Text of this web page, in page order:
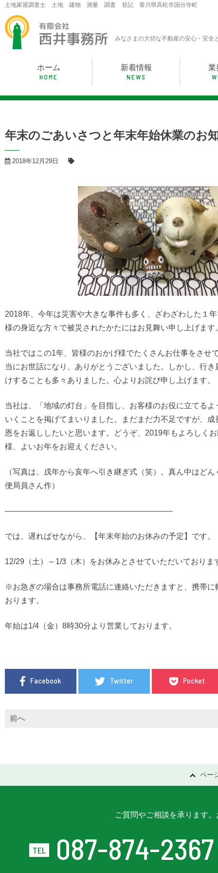
Skip
content
土地家屋調査士 土地 建物 測量 調査 登記 香川県高松市国分寺町
みなさまの大切な不動産の安心・安全
ホーム
HOME
新着情報
NEWS
業
年末のごあいさつと年末年始休業のお
2018年12月29日
2018年、今年は災害や大きな事件も多く、ざわざわした１
様の身近な方々で被災されたかたにはお見舞い申し上げます
当社ではこの1年、皆様のおかげ様でたくさんお仕事をさせ
当にお世話になり、ありがとうございました。しかし、行
けすることも多々ありました。心よりお詫び申し上げます。
当社は、「地域の灯台」を目指し、お客様のお役に立てる
いくことを掲げてまいりました。まだまだ力不足ですが、
恩をお返ししたいと思います。どうぞ、2019年もよろしく
様、よいお年をお迎えください。
（写真は、戌年から亥年へ引き継ぎ式（笑）。真ん中はど
便局員さん作）
—————————————————————–
では、遅ればせながら、【年末年始のお休みの予定】です。
12/29（土）～1/3（木）をお休みとさせていただいておりま
※お急ぎの場合は事務所電話に連絡いただきますと、携帯に
おります。
年始は1/4（金）8時30分より営業しております。
Facebook Twitter Pocket
稿
ナ
前へ
ペー
ご質問やご相談を承ります
087-874-2367